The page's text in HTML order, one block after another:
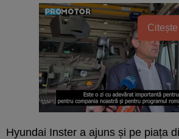
Citește
Hyundai Inster a ajuns și pe piața